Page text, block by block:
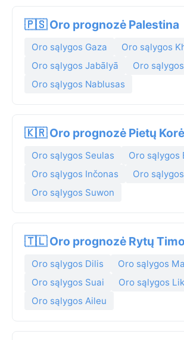
🇵🇸 Oro prognozė Palestina
Oro sąlygos Gaza
Oro sąlygos
Oro sąlygos Jabālyā
Oro
Oro sąlygos Nablusas
🇰🇷 Oro prognozė Pietų
Oro sąlygos Seulas
Oro sąlygos
Oro sąlygos Inčonas
Oro
Oro sąlygos Suwon
🇹🇱 Oro prognozė Rytų
Oro sąlygos Dilis
Oro sąlygos
Oro sąlygos Suai
Oro sąlygos
Oro sąlygos Aileu